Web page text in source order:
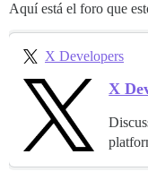
Aquí está el foro que
X Developers
X